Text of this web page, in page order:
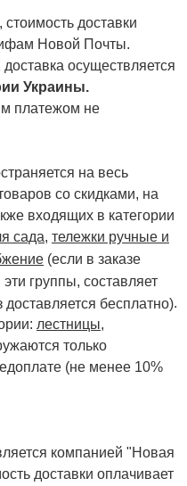
стоимость доставки
Новой Почты.
доставка осуществляется
Украины.
платежом не
на весь
со скидками, на
входящих в категории
сада, тележки ручные и
(если в заказе
группы, составляет
доставляется бесплатно).
лестницы,
только
(не менее 10%
компанией "Новая
доставки оплачивает